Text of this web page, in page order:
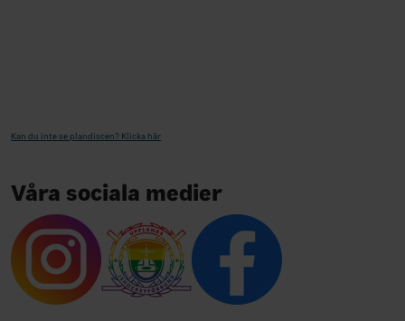
Kan du inte se plandiscen? Klicka här
Våra sociala medier